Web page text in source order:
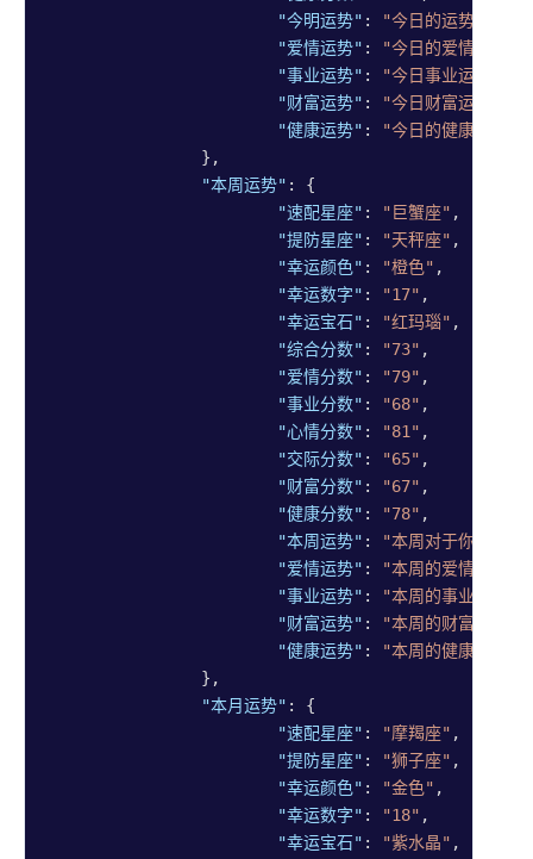
"今明运势" :
"今日的运势显示出
"爱情运势" :
"今日的爱情运势呈
"事业运势" :
"今日事业运势非常
"财富运势" :
"今日财富运势保持
"健康运势" :
"今日的健康运势提
"本周运势" : {
"速配星座" : "巨蟹座" ,
"提防星座" : "天秤座" ,
"幸运颜色" : "橙色" ,
"幸运数字" : "17" ,
"幸运宝石" : "红玛瑙" ,
"综合分数" : "73" ,
"爱情分数" : "79" ,
"事业分数" : "68" ,
"心情分数" : "81" ,
"交际分数" : "65" ,
"财富分数" : "67" ,
"健康分数" : "78" ,
"本周运势" :
"本周对于你来说将
"爱情运势" :
"本周的爱情运势呈
"事业运势" :
"本周的事业运势呈
"财富运势" :
"本周的财富运势呈
"健康运势" :
"本周的健康运势看
"本月运势" : {
"速配星座" : "摩羯座" ,
"提防星座" : "狮子座" ,
"幸运颜色" : "金色" ,
"幸运数字" : "18" ,
"幸运宝石" : "紫水晶" ,